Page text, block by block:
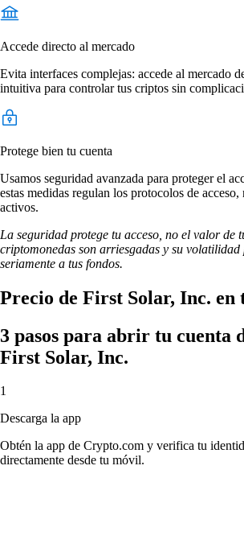
Accede directo al mercado
Evita interfaces complejas: accede al mercado
intuitiva para controlar tus criptos sin
Protege bien tu cuenta
Usamos seguridad avanzada para proteger el
estas medidas regulan los protocolos de
activos.
La seguridad protege tu acceso, no el valor de
criptomonedas son arriesgadas y su volatilidad
seriamente a tus fondos.
Precio de First Solar, Inc. en
3 pasos para abrir tu cuenta
First Solar, Inc.
1
Descarga la app
Obtén la app de Crypto.com y verifica tu
directamente desde tu móvil.